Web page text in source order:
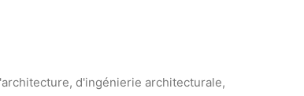
d'ingénierie architecturale,